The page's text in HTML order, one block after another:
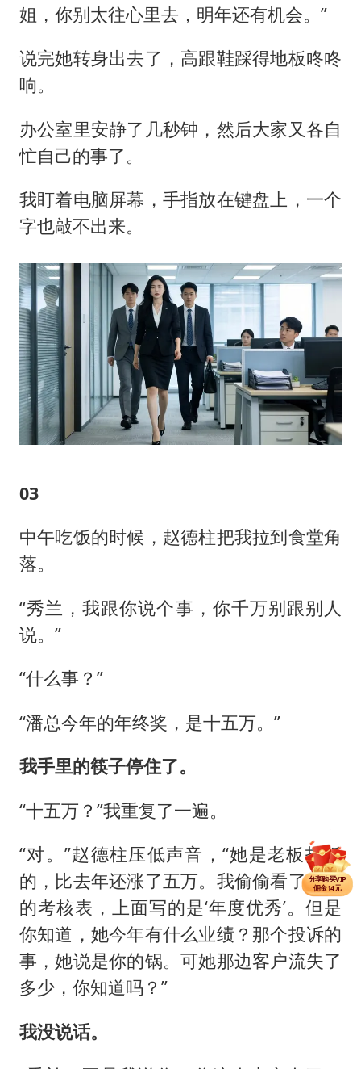
姐，你别太往心里去，明年还有机会。”
说完她转身出去了，高跟鞋踩得地板咚咚
响。
办公室里安静了几秒钟，然后大家又各自
忙自己的事了。
我盯着电脑屏幕，手指放在键盘上，一个
字也敲不出来。
03
中午吃饭的时候，赵德柱把我拉到食堂角
落。
“秀兰，我跟你说个事，你千万别跟别人
说。”
“什么事？”
“潘总今年的年终奖，是十五万。”
我手里的筷子停住了。
“十五万？”我重复了一遍。
“对。”赵德柱压低声音，“她是老板拍板
的，比去年还涨了五万。我偷偷看了眼她
的考核表，上面写的是‘年度优秀’。但是
你知道，她今年有什么业绩？那个投诉的
事，她说是你的锅。可她那边客户流失了
多少，你知道吗？”
我没说话。
分享单篇
佣金2.5元
分享购买VIP
佣金14元
分享单篇
佣金2.5元